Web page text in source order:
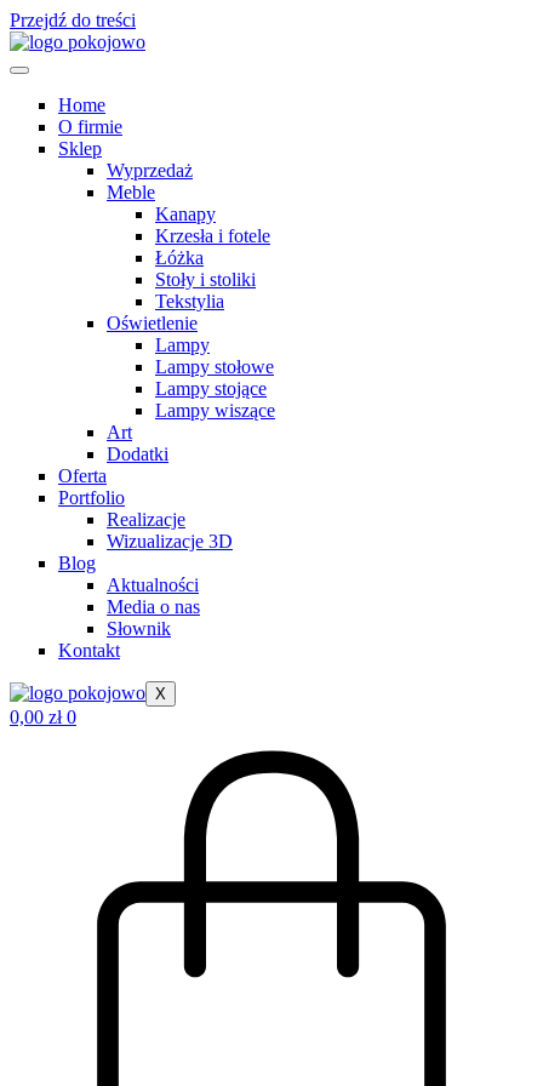
Przejdź do treści
Home
O firmie
Sklep
Wyprzedaż
Meble
Kanapy
Krzesła i fotele
Łóżka
Stoły i stoliki
Tekstylia
Oświetlenie
Lampy
Lampy stołowe
Lampy stojące
Lampy wiszące
Art
Dodatki
Oferta
Portfolio
Realizacje
Wizualizacje 3D
Blog
Aktualności
Media o nas
Słownik
Kontakt
X
0,00 zł 0